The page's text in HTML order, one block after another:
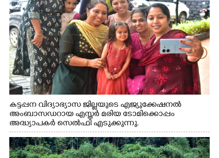
കട്ടപ്പന വിദ്യാഭ്യാസ ജില്ലയുടെ എജ്യുക്കേഷനൽ
അംബാസഡറായ എസ്തർ മരിയ ടോമിക്കൊപ്പം
അദ്ധ്യാപകർ സെൽഫി എടുക്കുന്നു.